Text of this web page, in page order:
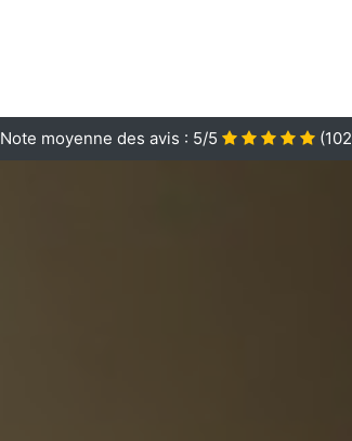
Note moyenne des avis : 5/5 (102